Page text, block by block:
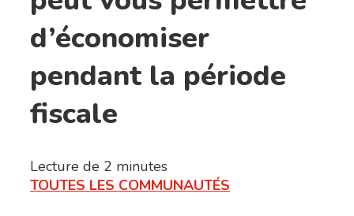
d’économiser
pendant la période
fiscale
Lecture de 2 minutes
TOUTES LES COMMUNAUTÉS